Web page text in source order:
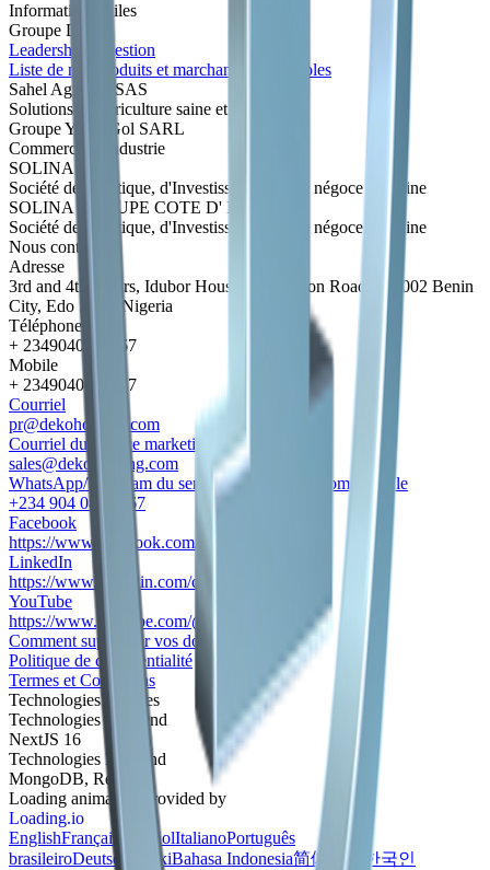
Informations utiles
Groupe Deko
Leadership et gestion
Liste de nos produits et marchandises agricoles
Sahel Agri-Sol SAS
Solutions d' Agriculture saine et durable
Groupe Yaran'Gol SARL
Commerce et Industrie
SOLINA
Société de logistique, d'Investissement et de négoce africaine
SOLINA GROUPE COTE D' IVOIRE
Société de logistique, d'Investissement et de négoce africaine
Nous contacter
Adresse
3rd and 4th Floors, Idubor House. 52 Mission Road, 300002 Benin
City, Edo State, Nigeria
Téléphone
+ 2349040848867
Mobile
+ 2349040848867
Courriel
pr@dekoholding.com
Courriel du service marketing et commerciale
sales@dekoholding.com
WhatsApp/Telegram du service marketing et commerciale
+234 904 084 8867
Facebook
https://www.facebook.com/groupedeko
LinkedIn
https://www.linkedin.com/company/83495920
YouTube
https://www.youtube.com/@DekoGroup
Comment supprimer vos données
Politique de confidentialité
Termes et Conditions
Technologies utilisées
Technologies Frontend
NextJS 16
Technologies Backend
MongoDB, Redis
Loading animation provided by
Loading.io
EnglishFrançais EspañolItalianoPortuguês
brasileiroDeutsch PolskiBahasa Indonesia简体中文
한국인